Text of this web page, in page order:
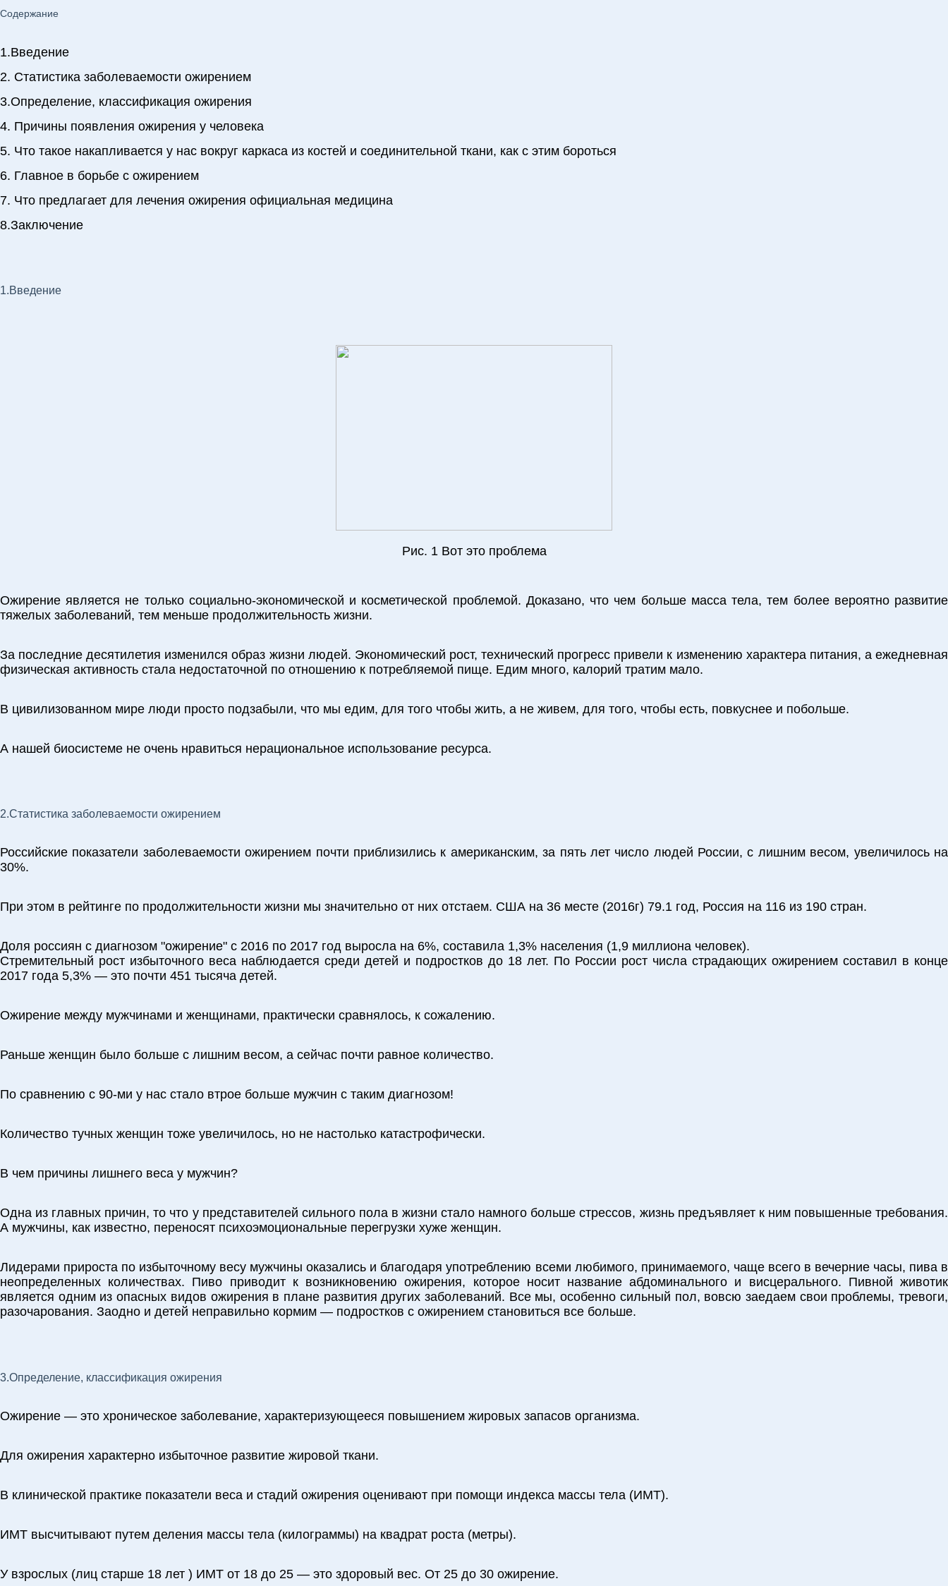
Содержание
1.Введение
2. Статистика заболеваемости ожирением
3.Определение, классификация ожирения
4. Причины появления ожирения у человека
5. Что такое накапливается у нас вокруг каркаса из костей и соединительной ткани, как с этим бороться
6. Главное в борьбе с ожирением
7. Что предлагает для лечения ожирения официальная медицина
8.Заключение
1.Введение
Рис. 1 Вот это проблема
Ожирение является не только социально-экономической и косметической проблемой. Доказано, что чем больше масса тела, тем более вероятно развитие
тяжелых заболеваний, тем меньше продолжительность жизни.
За последние десятилетия изменился образ жизни людей. Экономический рост, технический прогресс привели к изменению характера питания, а ежедневная
физическая активность стала недостаточной по отношению к потребляемой пище. Едим много, калорий тратим мало.
В цивилизованном мире люди просто подзабыли, что мы едим, для того чтобы жить, а не живем, для того, чтобы есть, повкуснее и побольше.
А нашей биосистеме не очень нравиться нерациональное использование ресурса.
2.Статистика заболеваемости ожирением
Российские показатели заболеваемости ожирением почти приблизились к американским, за пять лет число людей России, с лишним весом, увеличилось на
30%.
При этом в рейтинге по продолжительности жизни мы значительно от них отстаем. США на 36 месте (2016г) 79.1 год, Россия на 116 из 190 стран.
Доля россиян с диагнозом "ожирение" с 2016 по 2017 год выросла на 6%, составила 1,3% населения (1,9 миллиона человек).
Стремительный рост избыточного веса наблюдается среди детей и подростков до 18 лет. По России рост числа страдающих ожирением составил в конце
2017 года 5,3% — это почти 451 тысяча детей.
Ожирение между мужчинами и женщинами, практически сравнялось, к сожалению.
Раньше женщин было больше с лишним весом, а сейчас почти равное количество.
По сравнению с 90-ми у нас стало втрое больше мужчин с таким диагнозом!
Количество тучных женщин тоже увеличилось, но не настолько катастрофически.
В чем причины лишнего веса у мужчин?
Одна из главных причин, то что у представителей сильного пола в жизни стало намного больше стрессов, жизнь предъявляет к ним повышенные требования.
А мужчины, как известно, переносят психоэмоциональные перегрузки хуже женщин.
Лидерами прироста по избыточному весу мужчины оказались и благодаря употреблению всеми любимого, принимаемого, чаще всего в вечерние часы, пива в
неопределенных количествах. Пиво приводит к возникновению ожирения, которое носит название абдоминального и висцерального. Пивной животик
является одним из опасных видов ожирения в плане развития других заболеваний. Все мы, особенно сильный пол, вовсю заедаем свои проблемы, тревоги,
разочарования. Заодно и детей неправильно кормим — подростков с ожирением становиться все больше.
3.Определение, классификация ожирения
Ожирение — это хроническое заболевание, характеризующееся повышением жировых запасов организма.
Для ожирения характерно избыточное развитие жировой ткани.
В клинической практике показатели веса и стадий ожирения оценивают при помощи индекса массы тела (ИМТ).
ИМТ высчитывают путем деления массы тела (килограммы) на квадрат роста (метры).
У взрослых (лиц старше 18 лет ) ИМТ от 18 до 25 — это здоровый вес. От 25 до 30 ожирение.